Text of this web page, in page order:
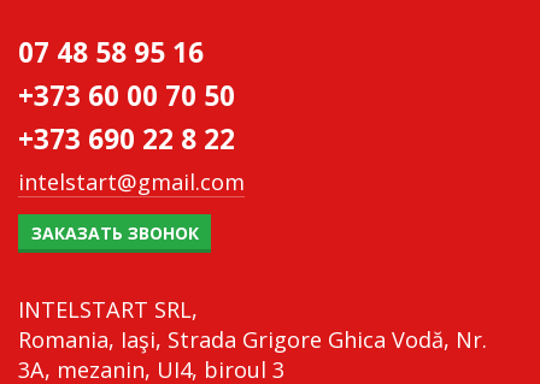
07 48 58 95 16
+373 60 00 70 50
+373 690 22 8 22
intelstart@gmail.com
ЗАКАЗАТЬ ЗВОНОК
INTELSTART SRL,
Romania, Iaşi, Strada Grigore Ghica Vodă, Nr.
3A, mezanin, UI4, biroul 3